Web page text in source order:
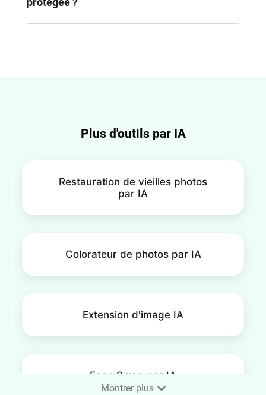
Plus d'outils par IA
Restauration de vieilles photos
par IA
Colorateur de photos par IA
Extension d'image IA
Face Swap par IA
Montrer plus